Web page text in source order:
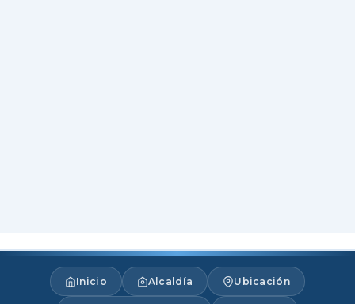
Inicio Alcaldía Ubicación